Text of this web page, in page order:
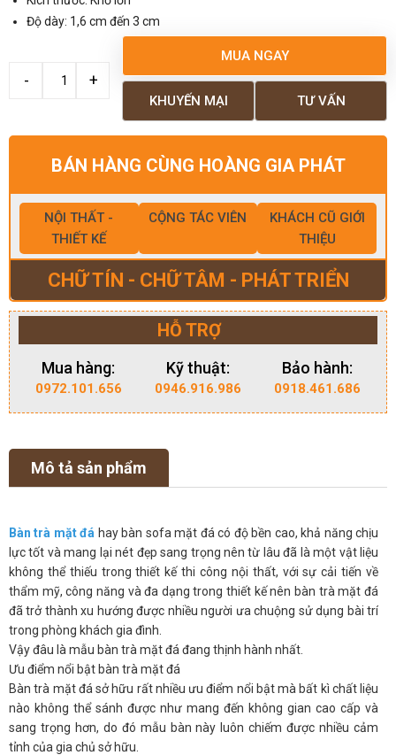
Độ dày: 1,6 cm đến 3 cm
MUA NGAY
TƯ VẤN
KHUYẾN MẠI
BÁN HÀNG CÙNG HOÀNG GIA PHÁT
NỘI THẤT -
THIẾT KẾ
CỘNG TÁC VIÊN
KHÁCH CŨ GIỚI
THIỆU
CHỮ TÍN - CHỮ TÂM - PHÁT TRIỂN
HỖ TRỢ
Mua hàng:
0972.101.656
Kỹ thuật:
0946.916.986
Bảo hành:
0918.461.686
Mô tả sản phẩm
Bàn trà mặt đá hay bàn sofa mặt đá có độ bền cao, khả năng chịu
lực tốt và mang lại nét đẹp sang trọng nên từ lâu đã là một vật liệu
không thể thiếu trong thiết kế thi công nội thất, với sự cải tiến về
thẩm mỹ, công năng và đa dạng trong thiết kế nên bàn trà mặt đá
đã trở thành xu hướng được nhiều người ưa chuộng sử dụng bài trí
trong phòng khách gia đình.
Vậy đâu là mẫu bàn trà mặt đá đang thịnh hành nhất.
Ưu điểm nổi bật bàn trà mặt đá
Bàn trà mặt đá sở hữu rất nhiều ưu điểm nổi bật mà bất kì chất liệu
nào không thể sánh được như mang đến không gian cao cấp và
sang trọng hơn, do đó mẫu bàn này luôn chiếm được nhiều cảm
tỉnh của gia chủ sở hữu.